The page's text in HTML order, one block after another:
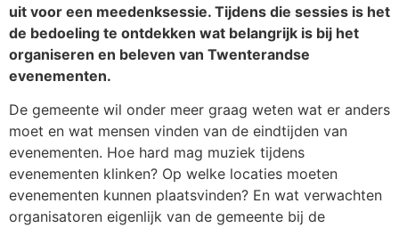
uit voor een meedenksessie. Tijdens die sessies is het
de bedoeling te ontdekken wat belangrijk is bij het
organiseren en beleven van Twenterandse
evenementen.
De gemeente wil onder meer graag weten wat er anders
moet en wat mensen vinden van de eindtijden van
evenementen. Hoe hard mag muziek tijdens
evenementen klinken? Op welke locaties moeten
evenementen kunnen plaatsvinden? En wat verwachten
organisatoren eigenlijk van de gemeente bij de